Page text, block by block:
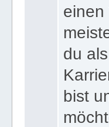
einen
du
bist